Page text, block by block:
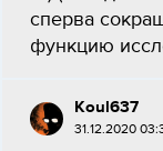
сперва
функцию
Koul637
31.12.2020